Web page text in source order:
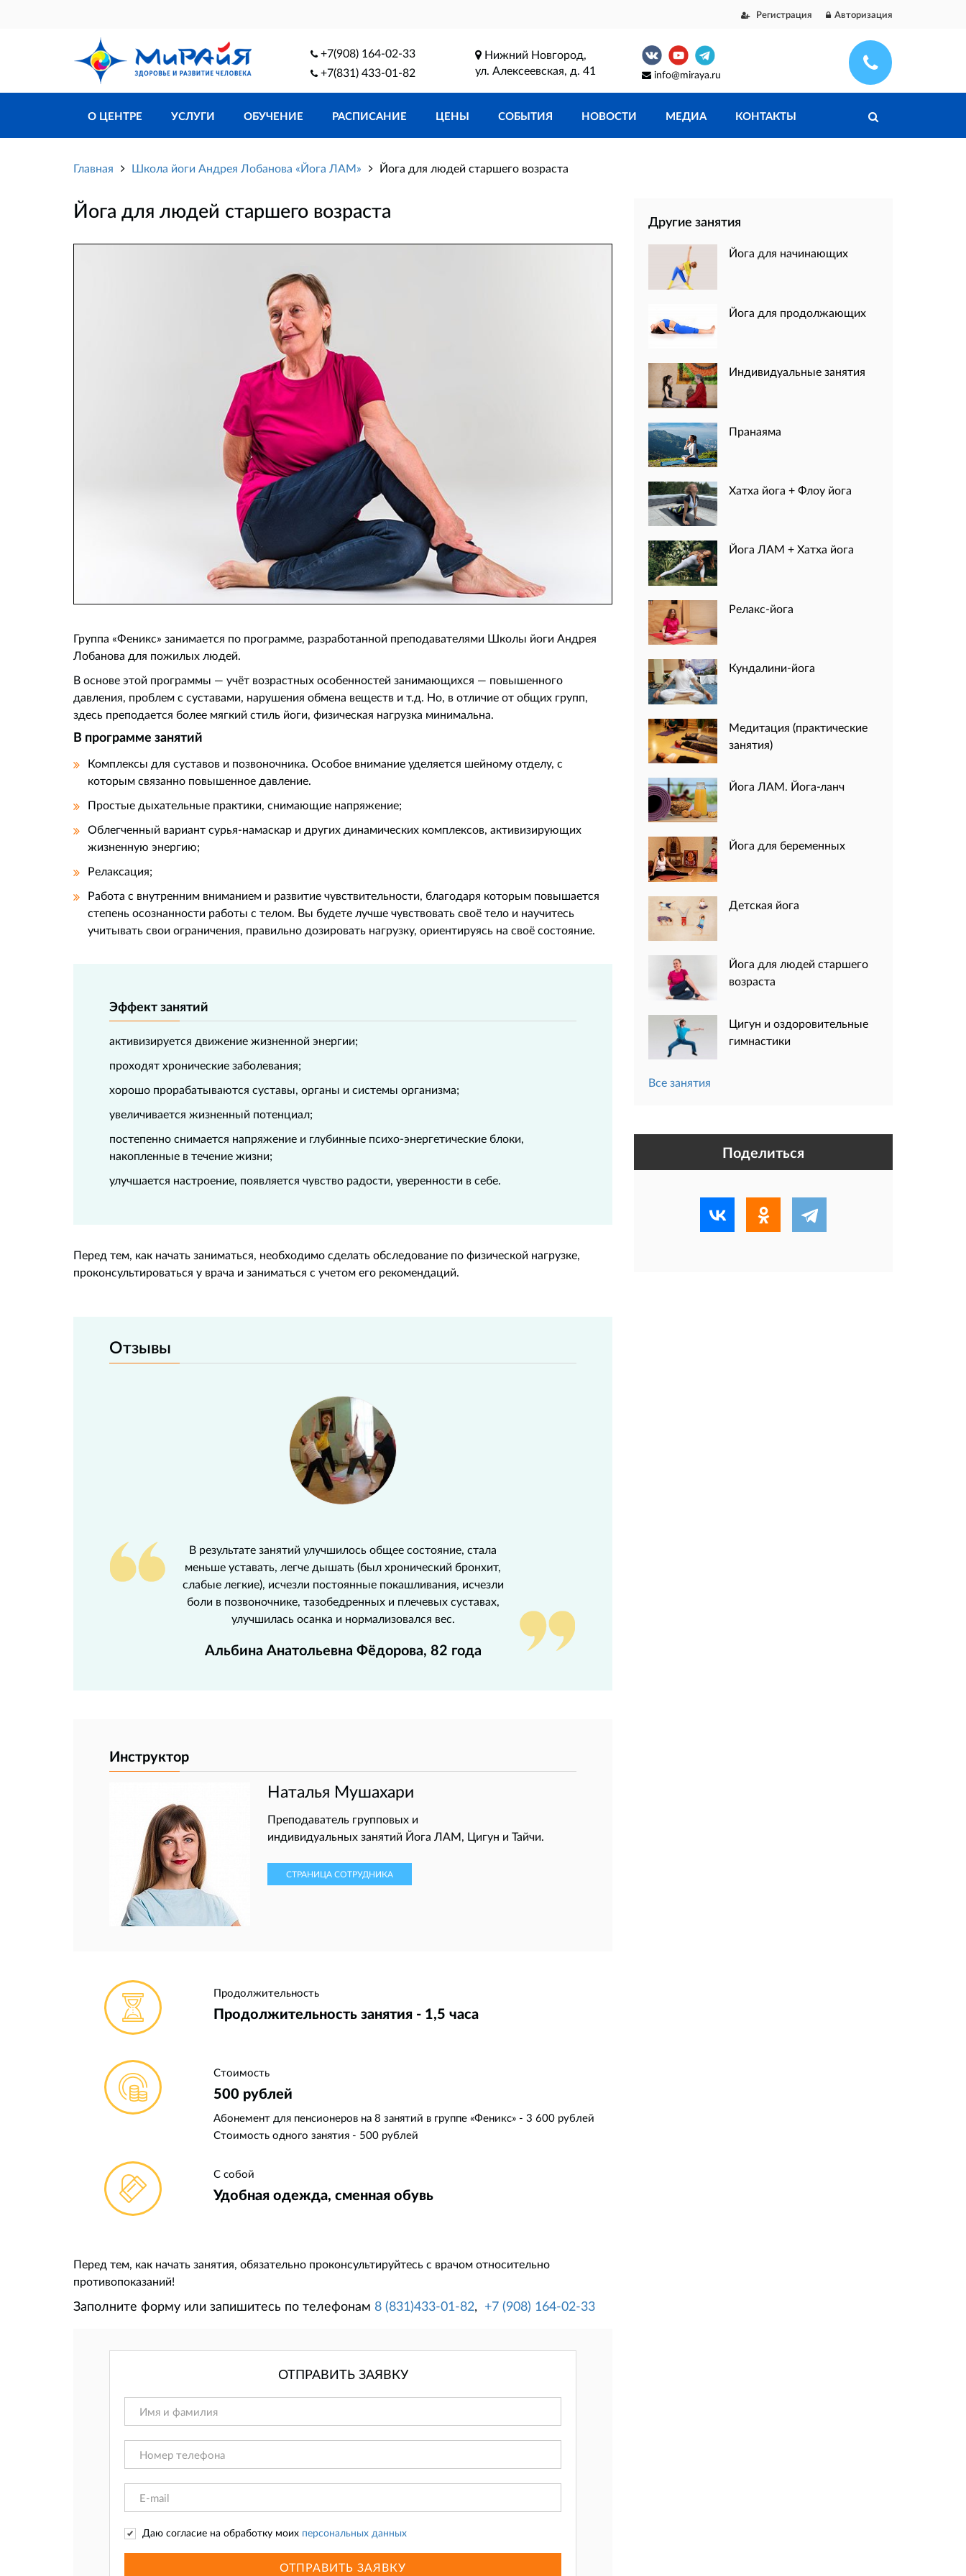
Регистрация Авторизация
+7(908) 164-02-33
+7(831) 433-01-82
Нижний Новгород,
ул. Алексеевская, д. 41
info@miraya.ru
О ЦЕНТРЕ УСЛУГИ ОБУЧЕНИЕ РАСПИСАНИЕ ЦЕНЫ СОБЫТИЯ НОВОСТИ МЕДИА КОНТАКТЫ
Главная Школа йоги Андрея Лобанова «Йога ЛАМ» Йога для людей старшего возраста
Йога для людей старшего возраста
Группа «Феникс» занимается по программе, разработанной преподавателями Школы йоги Андрея
Лобанова для пожилых людей.
В основе этой программы — учёт возрастных особенностей занимающихся — повышенного
давления, проблем с суставами, нарушения обмена веществ и т.д. Но, в отличие от общих групп,
здесь преподается более мягкий стиль йоги, физическая нагрузка минимальна.
В программе занятий
Комплексы для суставов и позвоночника. Особое внимание уделяется шейному отделу, с
которым связанно повышенное давление.
Простые дыхательные практики, снимающие напряжение;
Облегченный вариант сурья-намаскар и других динамических комплексов, активизирующих
жизненную энергию;
Релаксация;
Работа с внутренним вниманием и развитие чувствительности, благодаря которым повышается
степень осознанности работы с телом. Вы будете лучше чувствовать своё тело и научитесь
учитывать свои ограничения, правильно дозировать нагрузку, ориентируясь на своё состояние.
Эффект занятий
активизируется движение жизненной энергии;
проходят хронические заболевания;
хорошо прорабатываются суставы, органы и системы организма;
увеличивается жизненный потенциал;
постепенно снимается напряжение и глубинные психо-энергетические блоки,
накопленные в течение жизни;
улучшается настроение, появляется чувство радости, уверенности в себе.
Перед тем, как начать заниматься, необходимо сделать обследование по физической нагрузке,
проконсультироваться у врача и заниматься с учетом его рекомендаций.
Отзывы
В результате занятий улучшилось общее состояние, стала
меньше уставать, легче дышать (был хронический бронхит,
слабые легкие), исчезли постоянные покашливания, исчезли
боли в позвоночнике, тазобедренных и плечевых суставах,
улучшилась осанка и нормализовался вес.
Альбина Анатольевна Фёдорова, 82 года
Инструктор
Наталья Мушахари
Преподаватель групповых и
индивидуальных занятий Йога ЛАМ, Цигун и Тайчи.
СТРАНИЦА СОТРУДНИКА
Продолжительность
Продолжительность занятия - 1,5 часа
Стоимость
500 рублей
Абонемент для пенсионеров на 8 занятий в группе «Феникс» - 3 600 рублей
Стоимость одного занятия - 500 рублей
С собой
Удобная одежда, сменная обувь
Перед тем, как начать занятия, обязательно проконсультируйтесь с врачом относительно
противопоказаний!
Заполните форму или запишитесь по телефонам 8 (831)433-01-82, +7 (908) 164-02-33
ОТПРАВИТЬ ЗАЯВКУ
Даю согласие на обработку моих персональных данных
ОТПРАВИТЬ ЗАЯВКУ
Другие занятия
Йога для начинающих
Йога для продолжающих
Индивидуальные занятия
Пранаяма
Хатха йога + Флоу йога
Йога ЛАМ + Хатха йога
Релакс-йога
Кундалини-йога
Медитация (практические
занятия)
Йога ЛАМ. Йога-ланч
Йога для беременных
Детская йога
Йога для людей старшего
возраста
Цигун и оздоровительные
гимнастики
Все занятия
Поделиться